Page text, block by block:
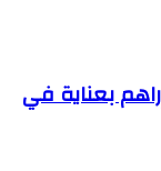
بعناية في